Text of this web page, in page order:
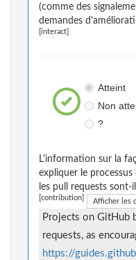
(comme des
demandes
[interact]
Atteint
Non
?
L'information sur la
expliquer le
les pull requests sont-
[contribution] Afficher les
Projects on GitHub
requests, as
https://